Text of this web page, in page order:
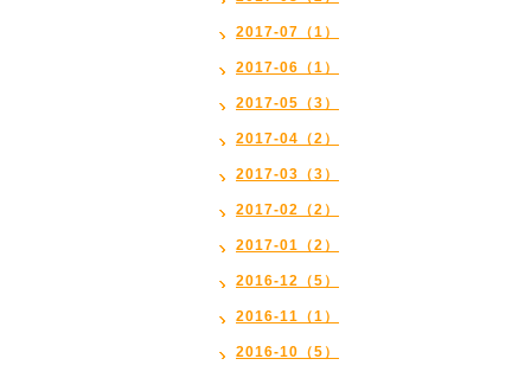
2017-07（1）
2017-06（1）
2017-05（3）
2017-04（2）
2017-03（3）
2017-02（2）
2017-01（2）
2016-12（5）
2016-11（1）
2016-10（5）